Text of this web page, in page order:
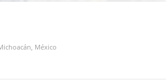
México